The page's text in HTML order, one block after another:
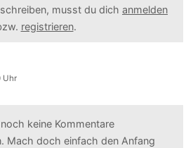
musst du dich anmelden
registrieren.
Uhr
keine Kommentare
Mach doch einfach den Anfang